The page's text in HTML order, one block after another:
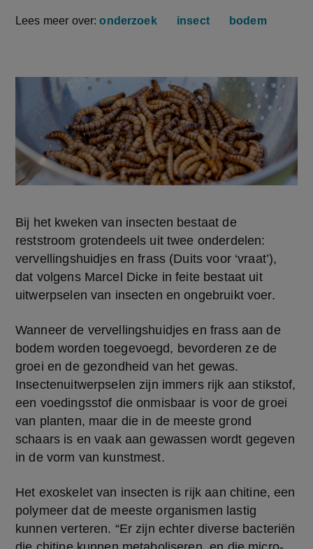
Lees meer over:onderzoek insect bodem
Bij het kweken van insecten bestaat de
reststroom grotendeels uit twee onderdelen:
vervellingshuidjes en frass (Duits voor ‘vraat’),
dat volgens Marcel Dicke in feite bestaat uit
uitwerpselen van insecten en ongebruikt voer.
Wanneer de vervellingshuidjes en frass aan de
bodem worden toegevoegd, bevorderen ze de
groei en de gezondheid van het gewas.
Insectenuitwerpselen zijn immers rijk aan stikstof,
een voedingsstof die onmisbaar is voor de groei
van planten, maar die in de meeste grond
schaars is en vaak aan gewassen wordt gegeven
in de vorm van kunstmest.
Het exoskelet van insecten is rijk aan chitine, een
polymeer dat de meeste organismen lastig
kunnen verteren. “Er zijn echter diverse bacteriën